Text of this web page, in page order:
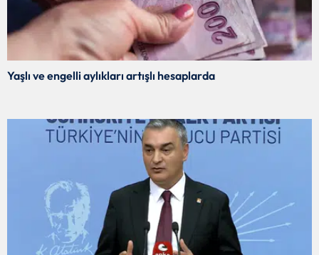
Yaşlı ve engelli aylıkları artışlı hesaplarda